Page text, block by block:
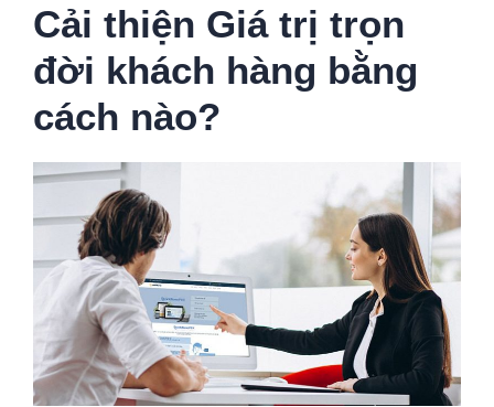
Cải thiện Giá trị trọn
đời khách hàng bằng
cách nào?